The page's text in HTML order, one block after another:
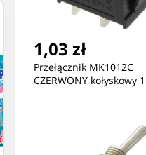
Nowość
1,03 zł
Przełącznik MK1012C
CZERWONY kołyskowy